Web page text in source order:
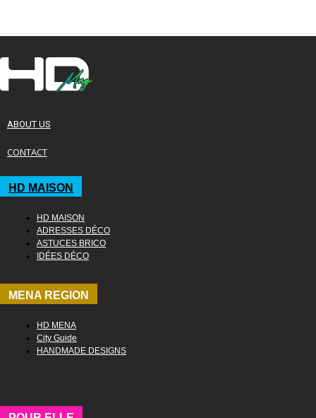
ABOUT US
CONTACT
HD MAISON
HD MAISON
ADRESSES DÉCO
ASTUCES BRICO
IDÉES DÉCO
MENA REGION
HD MENA
City Guide
HANDMADE DESIGNS